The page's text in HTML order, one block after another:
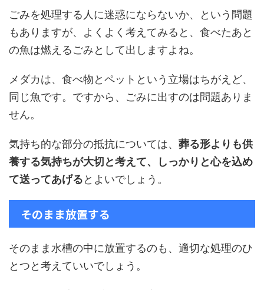
ごみを処理する人に迷惑にならないか、という問題
もありますが、よくよく考えてみると、食べたあと
の魚は燃えるごみとして出しますよね。
メダカは、食べ物とペットという立場はちがえど、
同じ魚です。ですから、ごみに出すのは問題ありま
せん。
気持ち的な部分の抵抗については、 葬る形よりも供
養する気持ちが大切と考えて、しっかりと心を込め
て送ってあげるとよいでしょう。
そのまま放置する
そのまま水槽の中に放置するのも、適切な処理のひ
とつと考えていいでしょう。